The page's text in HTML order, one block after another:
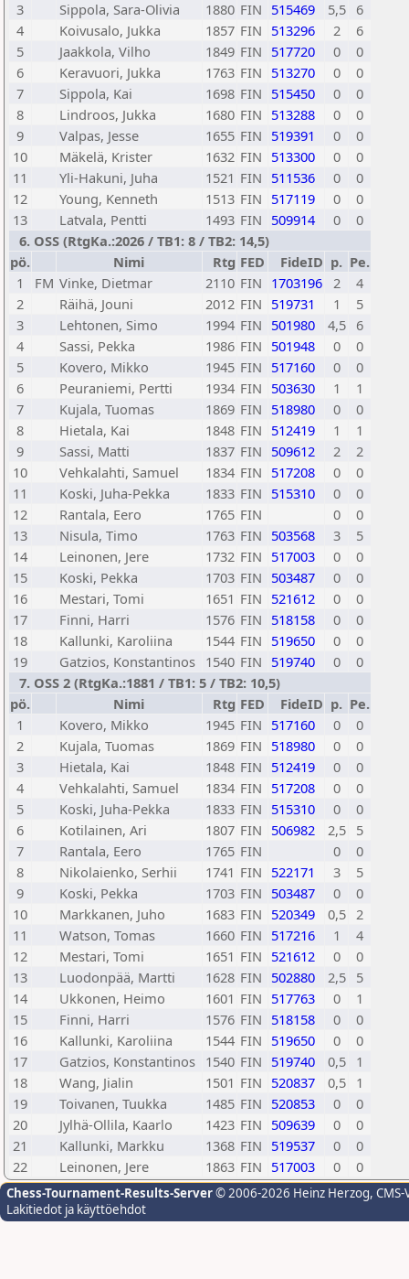
3 Sippola, Sara-Olivia 1880 FIN 515469 5,5 6
4
Koivusalo, Jukka 1857 FIN 513296 2
6
5
Jaakkola, Vilho 1849 FIN 517720 0
0
6
Keravuori, Jukka 1763 FIN 513270 0
0
7
Sippola, Kai 1698 FIN 515450 0
0
8
Lindroos, Jukka 1680 FIN 513288 0
0
9
Valpas, Jesse 1655 FIN 519391 0
0
10
Mäkelä, Krister 1632 FIN 513300 0
0
11
Yli-Hakuni, Juha 1521 FIN 511536 0
0
12
Young, Kenneth 1513 FIN 517119 0
0
13
Latvala, Pentti 1493 FIN 509914 0
0
6. OSS (RtgKa.:2026 / TB1: 8 / TB2: 14,5)
pö.
Nimi Rtg FED FideID p. Pe.
1
FM Vinke, Dietmar 2110 FIN 1703196 2
4
2
Räihä, Jouni 2012 FIN 519731 1
5
3
Lehtonen, Simo 1994 FIN 501980 4,5 6
4
Sassi, Pekka 1986 FIN 501948 0
0
5
Kovero, Mikko 1945 FIN 517160 0
0
6
Peuraniemi, Pertti 1934 FIN 503630 1
1
7
Kujala, Tuomas 1869 FIN 518980 0
0
8
Hietala, Kai 1848 FIN 512419 1
1
9
Sassi, Matti 1837 FIN 509612 2
2
10
Vehkalahti, Samuel 1834 FIN 517208 0
0
11
Koski, Juha-Pekka 1833 FIN 515310 0
0
12
Rantala, Eero 1765 FIN 0
0
13
Nisula, Timo 1763 FIN 503568 3
5
14
Leinonen, Jere 1732 FIN 517003 0
0
15
Koski, Pekka 1703 FIN 503487 0
0
16
Mestari, Tomi 1651 FIN 521612 0
0
17
Finni, Harri 1576 FIN 518158 0
0
18
Kallunki, Karoliina 1544 FIN 519650 0
0
19
Gatzios, Konstantinos 1540 FIN 519740 0
0
7. OSS 2 (RtgKa.:1881 / TB1: 5 / TB2: 10,5)
pö.
Nimi Rtg FED FideID p. Pe.
1
Kovero, Mikko 1945 FIN 517160 0
0
2
Kujala, Tuomas 1869 FIN 518980 0
0
3
Hietala, Kai 1848 FIN 512419 0
0
4
Vehkalahti, Samuel 1834 FIN 517208 0
0
5
Koski, Juha-Pekka 1833 FIN 515310 0
0
6
Kotilainen, Ari 1807 FIN 506982 2,5 5
7
Rantala, Eero 1765 FIN 0
0
8
Nikolaienko, Serhii 1741 FIN 522171 3
5
9
Koski, Pekka 1703 FIN 503487 0
0
10
Markkanen, Juho 1683 FIN 520349 0,5 2
11
Watson, Tomas 1660 FIN 517216 1
4
12
Mestari, Tomi 1651 FIN 521612 0
0
13
Luodonpää, Martti 1628 FIN 502880 2,5 5
14
Ukkonen, Heimo 1601 FIN 517763 0
1
15
Finni, Harri 1576 FIN 518158 0
0
16
Kallunki, Karoliina 1544 FIN 519650 0
0
17
Gatzios, Konstantinos 1540 FIN 519740 0,5 1
18
Wang, Jialin 1501 FIN 520837 0,5 1
19
Toivanen, Tuukka 1485 FIN 520853 0
0
20
Jylhä-Ollila, Kaarlo 1423 FIN 509639 0
0
21
Kallunki, Markku 1368 FIN 519537 0
0
22
Leinonen, Jere 1863 FIN 517003 0 0
Chess-Tournament-Results-Server© 2006-2026 Heinz Herzog,
Lakitiedot ja käyttöehdot